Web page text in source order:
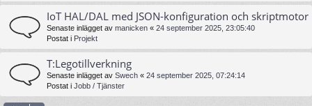
IoT HAL/DAL med JSON-konfiguration och skriptmotor
Senaste inlägget av manicken « 24 september 2025, 23:05:40
Postat i Projekt
T:Legotillverkning
Senaste inlägget av Swech « 24 september 2025, 07:24:14
Postat i Jobb / Tjänster